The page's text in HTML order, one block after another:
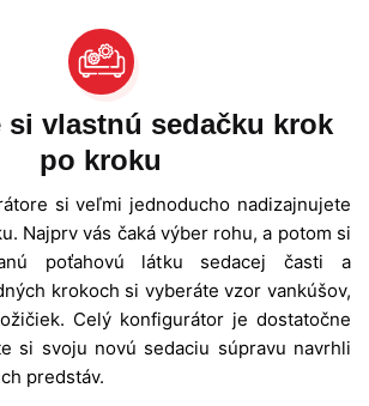
si vlastnú sedačku krok
po kroku
si veľmi jednoducho nadizajnujete
Najprv vás čaká výber rohu, a potom si
poťahovú látku sedacej časti a
krokoch si vyberáte vzor vankúšov,
Celý konfigurátor je dostatočne
si svoju novú sedaciu súpravu navrhli
predstáv.